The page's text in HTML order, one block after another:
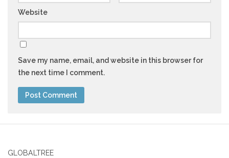
Website
Save my name, email, and website in this browser for
the next time I comment.
GLOBALTREE